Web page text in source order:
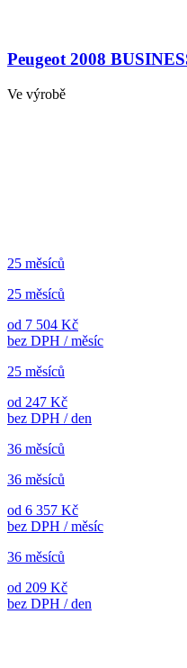
Peugeot 2008
Ve výrobě
25 měsíců
25 měsíců
od 7 504 Kč
bez DPH / měsíc
25 měsíců
od 247 Kč
bez DPH / den
36 měsíců
36 měsíců
od 6 357 Kč
bez DPH / měsíc
36 měsíců
od 209 Kč
bez DPH / den